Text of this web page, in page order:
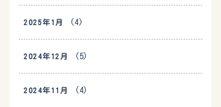
2025年1月 (4)
2024年12月 (5)
2024年11月 (4)